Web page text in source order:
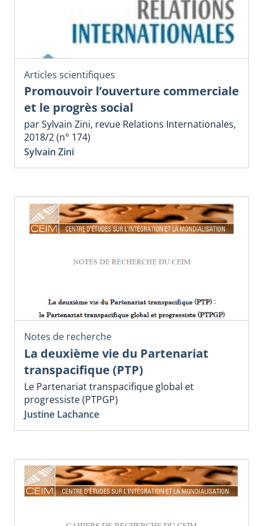
Articles scientifiques
Promouvoir l’ouverture commerciale
et le progrès social
par Sylvain Zini, revue Relations Internationales,
2018/2 (n° 174)
Sylvain Zini
Notes de recherche
La deuxième vie du Partenariat
transpacifique (PTP)
Le Partenariat transpacifique global et
progressiste (PTPGP)
Justine Lachance